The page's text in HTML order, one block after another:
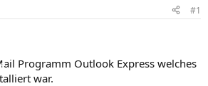
#1
Programm Outlook Express welches
war.